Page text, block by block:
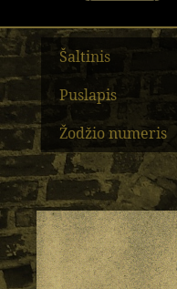
Šaltinis
Puslapis
Žodžio numeris